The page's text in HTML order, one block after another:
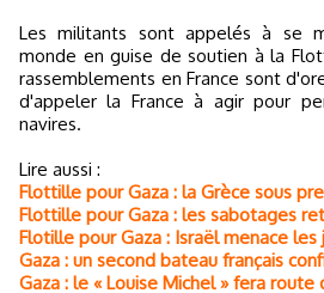
Les militants sont appelés à se
monde en guise de soutien à la
rassemblements en France sont
d'appeler la France à agir pour
navires.
Lire aussi :
Flottille pour Gaza : la Grèce sous
Flottille pour Gaza : les sabotages
Flotille pour Gaza : Israël menace les
Gaza : un second bateau français
Gaza : le « Louise Michel » fera route